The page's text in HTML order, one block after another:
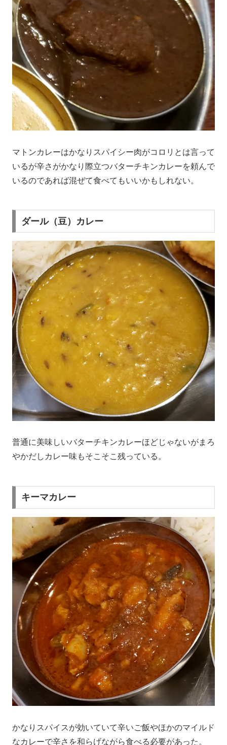
マトンカレーはかなりスパイシー肉がコロリとは言って
いるが辛さがかなり際立つバターチキンカレーを頼んで
いるのであれば混ぜて食べてもいいかもしれない。
ダール（豆）カレー
普通に美味しいバターチキンカレーほどじゃないがまろ
やかだしカレー味もそこそこ残っている。
キーマカレー
かなりスパイスが効いていて辛いご飯やほかのマイルド
なカレーで辛さを和らげながら食べる必要があった。